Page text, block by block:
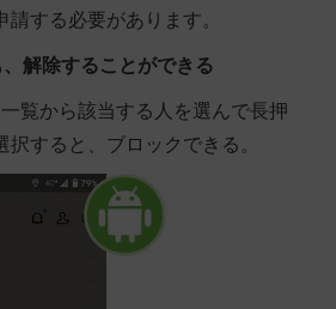
する必要があります。
、解除することができる
覧から該当する人を選んで長押
択すると、ブロックできる。